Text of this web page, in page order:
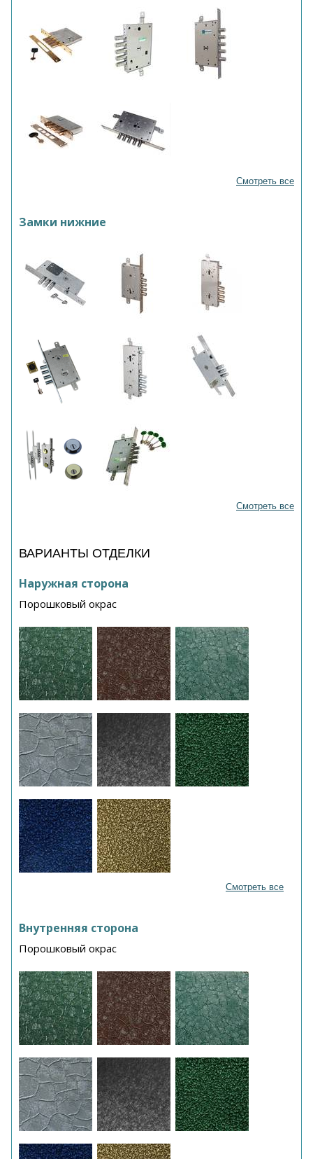
Смотреть все
Замки нижние
Смотреть все
ВАРИАНТЫ ОТДЕЛКИ
Наружная сторона
Порошковый окрас
Смотреть все
Внутренняя сторона
Порошковый окрас